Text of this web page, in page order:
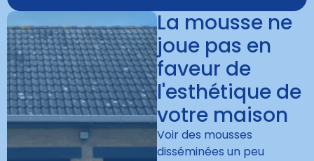
La mousse ne
joue pas en
faveur de
l'esthétique de
votre maison
Voir des mousses
disséminées un peu